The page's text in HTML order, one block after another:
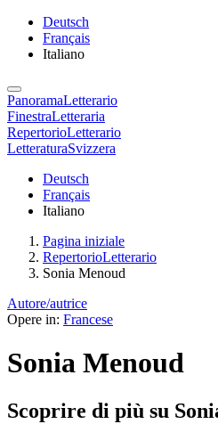
Deutsch
Français
Italiano
PanoramaLetterario
FinestraLetteraria
RepertorioLetterario
LetteraturaSvizzera
Deutsch
Français
Italiano
Pagina iniziale
RepertorioLetterario
Sonia Menoud
Autore/autrice
Opere in: Francese
Sonia Menoud
Scoprire di più su